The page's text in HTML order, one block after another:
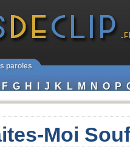
paroles
F G H I J K L M N O P
Moi